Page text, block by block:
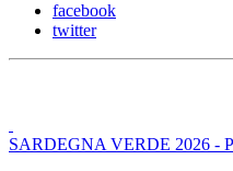
facebook
twitter
SARDEGNA VERDE 2026 -